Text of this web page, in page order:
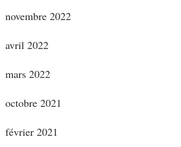
novembre 2022
avril 2022
mars 2022
octobre 2021
février 2021